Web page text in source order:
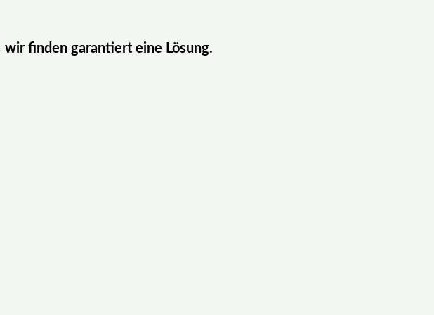
finden garantiert eine Lösung.